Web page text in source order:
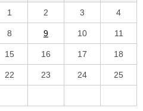
1 2 3 4
8 9 10 11
15 16 17 18
22 23 24 25